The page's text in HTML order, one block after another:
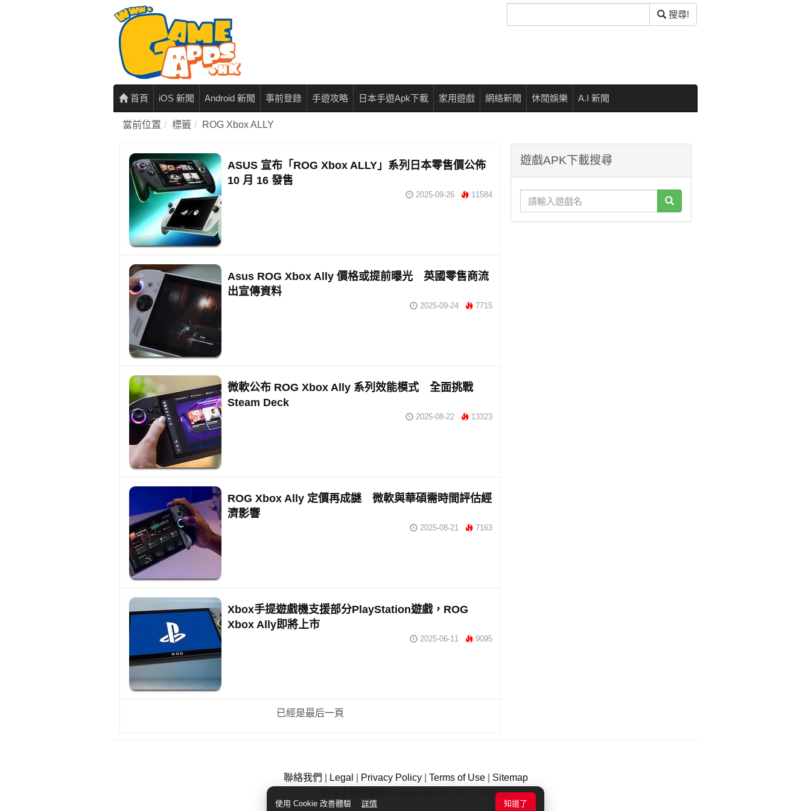
使用 Cookie 改善體驗 詳情 知道了
尋
搜尋!
首頁 iOS 新聞 Android 新聞 事前登錄 手遊攻略 日本手遊Apk下載 家用遊戲 網絡新聞 休閒娛樂 A.I 新聞
當前位置 標籤 ROG Xbox ALLY
ASUS 宣布「ROG Xbox ALLY」系列日本零售價公佈
10 月 16 發售
2025-09-26 11584
Asus ROG Xbox Ally 價格或提前曝光 英國零售商流
出宣傳資料
2025-09-24 7715
微軟公布 ROG Xbox Ally 系列效能模式 全面挑戰
Steam Deck
2025-08-22 13323
ROG Xbox Ally 定價再成謎 微軟與華碩需時間評估經
濟影響
2025-08-21 7163
Xbox手提遊戲機支援部分PlayStation遊戲，ROG
Xbox Ally即將上市
2025-06-11 9095
已經是最后一頁
遊戲APK下載搜尋
聯絡我們 Legal Privacy Policy| Terms of Use| Sitemap
© 香港手機遊戲網 GameApps.hk 2013-2026